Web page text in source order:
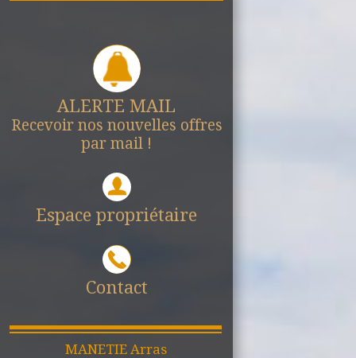
ALERTE MAIL
Recevoir nos nouvelles offres
par mail !
Espace propriétaire
Contact
MANETIE Arras